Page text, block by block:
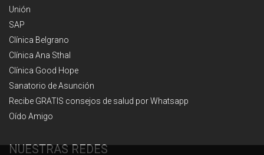
Unión
SAP
Clínica Belgrano
Clínica Ana Sthal
Clínica Good Hope
Sanatorio de Asunción
Recibe GRATIS consejos de salud por Whatsapp
Oído Amigo
NUESTRAS REDES